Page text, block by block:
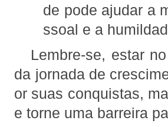
de pode ajudar a
ssoal e a
Lembre-se, estar
da jornada de
or suas conquistas,
e torne uma barreira